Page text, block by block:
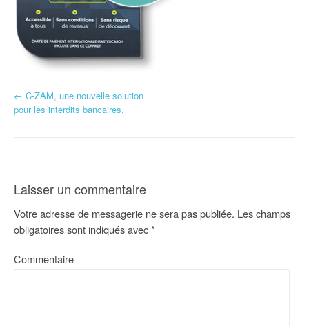
N
i
g
a
t
← C-ZAM, une nouvelle solution
pour les interdits bancaires.
Laisser un commentaire
Votre adresse de messagerie ne sera pas publiée. Les champs
obligatoires sont indiqués avec*
Commentaire